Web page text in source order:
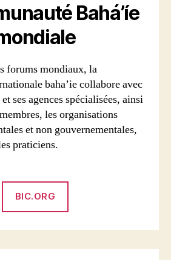
Bahá’íe
forums mondiaux, la
baha’ie collabore avec
ses agences spécialisées, ainsi
les organisations
et non gouvernementales,
praticiens.
BIC.ORG